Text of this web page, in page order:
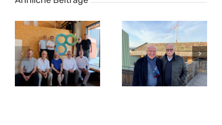
Entdecken Sie den
Brainergy Park Jülich:
Jetzt für Führungen
mit den Brainergy-
Botschaftern
anmelden
Ministerpräsident
Wüst legt Grundstein
für innovatives
Gründerzentrum im
Brainergy Park Jülich